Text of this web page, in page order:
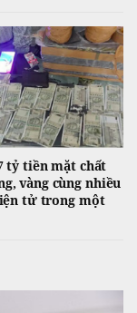
tỷ tiền mặt chất
vàng cùng nhiều
tử trong một